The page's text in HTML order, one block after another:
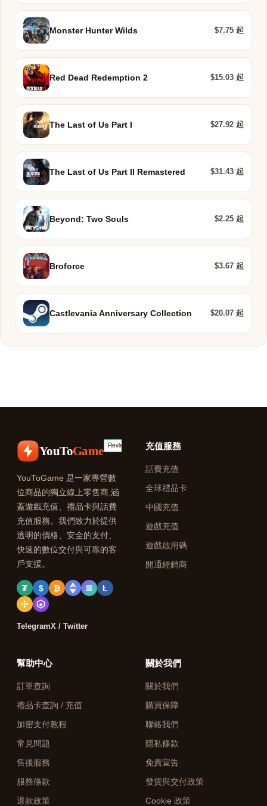
Monster Hunter Wilds $7.75 起
Red Dead Redemption 2 $15.03 起
The Last of Us Part I $27.92 起
The Last of Us Part II Remastered $31.43 起
Beyond: Two Souls $2.25 起
Broforce $3.67 起
Castlevania Anniversary Collection $20.07 起
YouToGame
YouToGame 是一家專營數
位商品的獨立線上零售商,涵
蓋遊戲充值、禮品卡與話費
充值服務。我們致力於提供
透明的價格、安全的支付、
快速的數位交付與可靠的客
戶支援。
₮ $ ₿ Ł
TelegramX / Twitter
充值服務
話費充值
全球禮品卡
中國充值
遊戲充值
遊戲啟用碼
開通經銷商
幫助中心
訂單查詢
禮品卡查詢 / 充值
加密支付教程
常見問題
售後服務
服務條款
退款政策
關於我們
關於我們
購買保障
聯絡我們
隱私條款
免責宣告
發貨與交付政策
Cookie 政策